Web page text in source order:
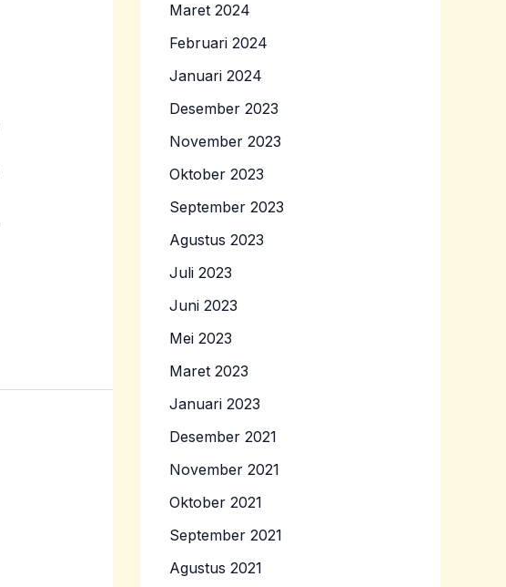
Maret 2024
Februari 2024
Januari 2024
Desember 2023
November 2023
Oktober 2023
September 2023
Agustus 2023
Juli 2023
Juni 2023
Mei 2023
Maret 2023
Januari 2023
Desember 2021
November 2021
Oktober 2021
September 2021
Agustus 2021